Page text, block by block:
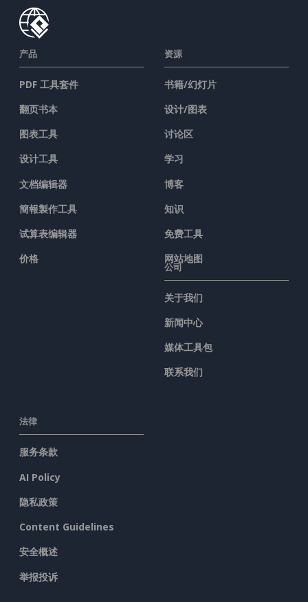
产品
PDF 工具套件
翻页书本
图表工具
设计工具
文档编辑器
簡報製作工具
试算表编辑器
价格
资源
书籍/幻灯片
设计/图表
讨论区
学习
博客
知识
免费工具
网站地图
公司
关于我们
新闻中心
媒体工具包
联系我们
法律
服务条款
AI Policy
隐私政策
Content Guidelines
安全概述
举报投诉